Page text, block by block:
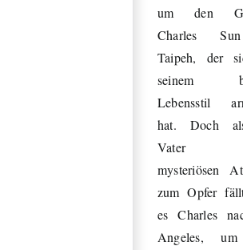
um den
Charles
Taipeh, der
seinem
Lebensstil
hat. Doch
Vater
mysteriösen
zum Opfer
es Charles
Angeles,